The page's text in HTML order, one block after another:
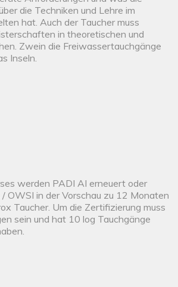
die Techniken und Lehre im
hat. Auch der Taucher muss
in theoretischen und
Zwein die Freiwassertauchgänge
Inseln.
werden PADI AI erneuert oder
OWSI in der Vorschau zu 12 Monaten
Taucher. Um die Zertifizierung muss
sein und hat 10 log Tauchgänge